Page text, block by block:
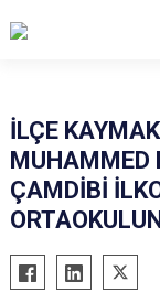
Ayvalık
Balya
Bigadiç
İLÇE
MUHAMMED
ÇAMDİBİ